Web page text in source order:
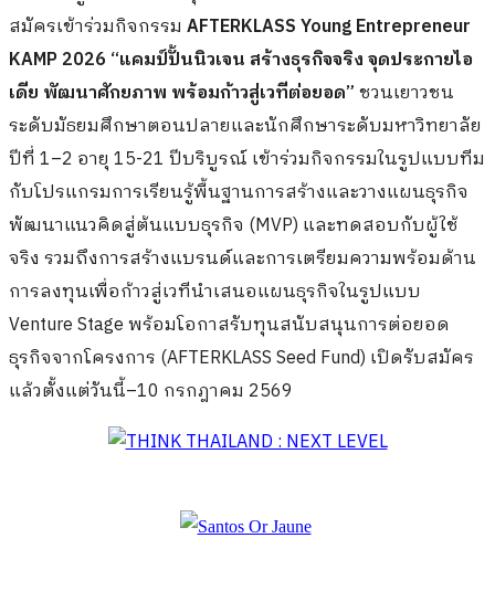
สมัครเข้าร่วมกิจกรรม AFTERKLASS Young Entrepreneur
KAMP 2026 “แคมป์ปั้นนิวเจน สร้างธุรกิจจริง จุดประกายไอ
เดีย พัฒนาศักยภาพ พร้อมก้าวสู่เวทีต่อยอด”ชวนเยาวชน
ระดับมัธยมศึกษาตอนปลายและนักศึกษาระดับมหาวิทยาลัย
ปีที่ 1–2 อายุ 15-21 ปีบริบูรณ์ เข้าร่วมกิจกรรมในรูปแบบทีม
กับโปรแกรมการเรียนรู้พื้นฐานการสร้างและวางแผนธุรกิจ
พัฒนาแนวคิดสู่ต้นแบบธุรกิจ (MVP) และทดสอบกับผู้ใช้
จริง รวมถึงการสร้างแบรนด์และการเตรียมความพร้อมด้าน
การลงทุนเพื่อก้าวสู่เวทีนำเสนอแผนธุรกิจในรูปแบบ
Venture Stage พร้อมโอกาสรับทุนสนับสนุนการต่อยอด
ธุรกิจจากโครงการ (AFTERKLASS Seed Fund) เปิดรับสมัคร
แล้วตั้งแต่วันนี้–10 กรกฎาคม 2569